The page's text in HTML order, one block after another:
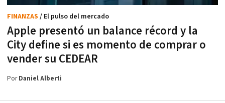
Apple presentó un balance récord y la
City define si es momento de comprar o
vender su CEDEAR
FINANZAS / El pulso del mercado
PorDaniel Alberti